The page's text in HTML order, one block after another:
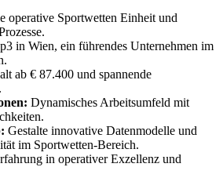
operative Sportwetten Einheit und
in Wien, ein führendes Unternehmen im
ab € 87.400 und spannende
Dynamisches Arbeitsumfeld mit
Gestalte innovative Datenmodelle und
im Sportwetten-Bereich.
in operativer Exzellenz und